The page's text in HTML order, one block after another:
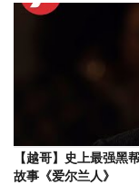
【越哥】史上最强黑
故事《爱尔兰人》